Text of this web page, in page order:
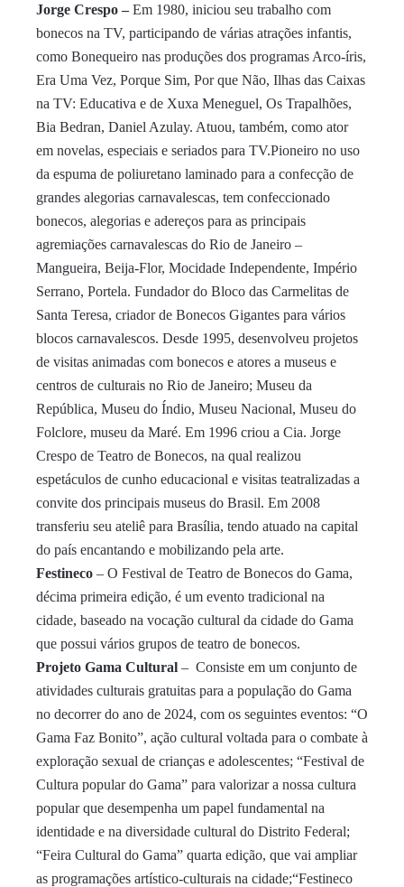
Jorge Crespo –Em 1980, iniciou seu trabalho com
bonecos na TV, participando de várias atrações infantis,
como Bonequeiro nas produções dos programas Arco-íris,
Era Uma Vez, Porque Sim, Por que Não, Ilhas das Caixas
na TV: Educativa e de Xuxa Meneguel, Os Trapalhões,
Bia Bedran, Daniel Azulay. Atuou, também, como ator
em novelas, especiais e seriados para TV.Pioneiro no uso
da espuma de poliuretano laminado para a confecção de
grandes alegorias carnavalescas, tem confeccionado
bonecos, alegorias e adereços para as principais
agremiações carnavalescas do Rio de Janeiro –
Mangueira, Beija-Flor, Mocidade Independente, Império
Serrano, Portela. Fundador do Bloco das Carmelitas de
Santa Teresa, criador de Bonecos Gigantes para vários
blocos carnavalescos. Desde 1995, desenvolveu projetos
de visitas animadas com bonecos e atores a museus e
centros de culturais no Rio de Janeiro; Museu da
República, Museu do Índio, Museu Nacional, Museu do
Folclore, museu da Maré. Em 1996 criou a Cia. Jorge
Crespo de Teatro de Bonecos, na qual realizou
espetáculos de cunho educacional e visitas teatralizadas a
convite dos principais museus do Brasil. Em 2008
transferiu seu ateliê para Brasília, tendo atuado na capital
do país encantando e mobilizando pela arte.
Festineco – O Festival de Teatro de Bonecos do Gama,
décima primeira edição, é um evento tradicional na
cidade, baseado na vocação cultural da cidade do Gama
que possui vários grupos de teatro de bonecos.
Projeto Gama Cultural – Consiste em um conjunto de
atividades culturais gratuitas para a população do Gama
no decorrer do ano de 2024, com os seguintes eventos: “O
Gama Faz Bonito”, ação cultural voltada para o combate à
exploração sexual de crianças e adolescentes; “Festival de
Cultura popular do Gama” para valorizar a nossa cultura
popular que desempenha um papel fundamental na
identidade e na diversidade cultural do Distrito Federal;
“Feira Cultural do Gama” quarta edição, que vai ampliar
as programações artístico-culturais na cidade;“Festineco